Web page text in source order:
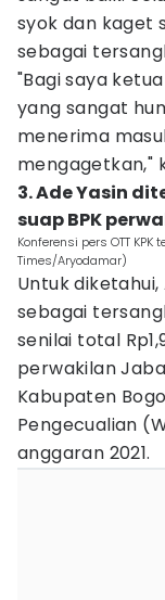
syok dan kaget
sebagai
"Bagi saya
yang sangat
menerima
mengagetkan,"
3. Ade Yasin
suap BPK
Konferensi pers OTT
Times/Aryodamar)
Untuk
sebagai
senilai total
perwakilan
Kabupaten
Pengecualian
anggaran 2021.